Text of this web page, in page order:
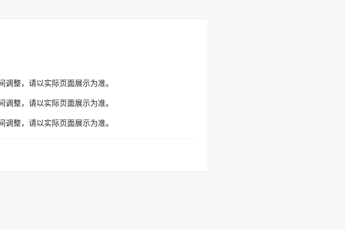
整，请以实际页面展示为准。
整，请以实际页面展示为准。
整，请以实际页面展示为准。